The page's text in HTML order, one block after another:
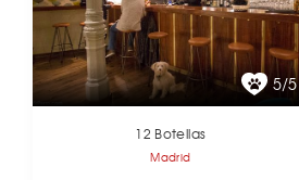
5/5
12 Botellas
Madrid